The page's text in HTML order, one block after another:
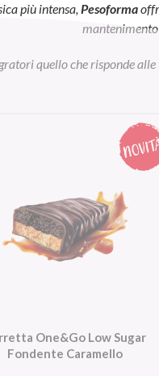
più intensa, Pesoforma
quello che risponde
One&Go Low Sugar
Fondente Caramello